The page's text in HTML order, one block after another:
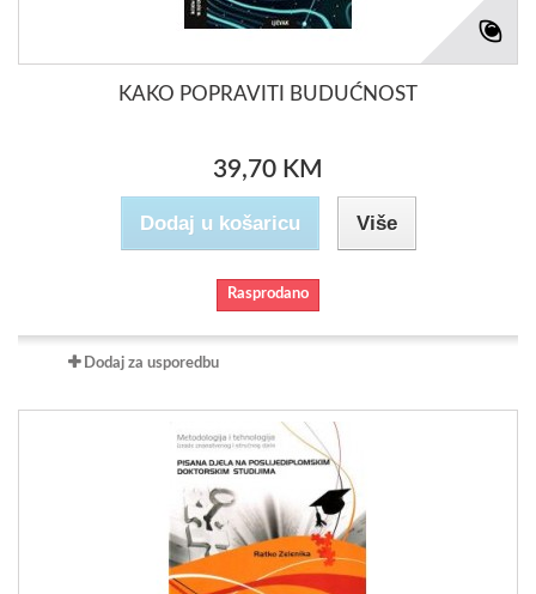
KAKO POPRAVITI BUDUĆNOST
39,70 KM
Dodaj u košaricu Više
Rasprodano
Dodaj za usporedbu